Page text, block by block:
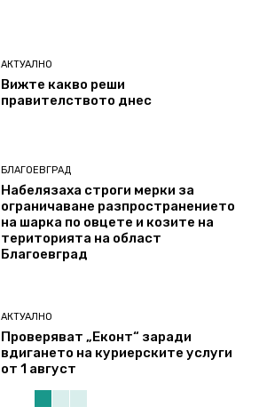
АКТУАЛНО
Вижте какво реши
правителството днес
БЛАГОЕВГРАД
Набелязаха строги мерки за
ограничаване разпространението
на шарка по овцете и козите на
територията на област
Благоевград
АКТУАЛНО
Проверяват „Еконт“ заради
вдигането на куриерските услуги
от 1 август